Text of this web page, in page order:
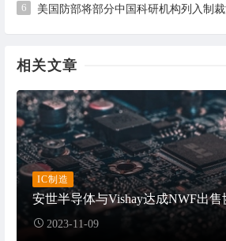
6 美国防部将部分中国科研机构列入制
相关文章
IC制造
安世半导体与Vishay达成NWF出售
2023-11-09